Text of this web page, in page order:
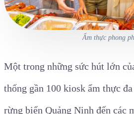
Ẩm thực phong
Một trong những sức hút lớn
thống gần 100 kiosk ẩm thực
rừng biển Quảng Ninh đến các